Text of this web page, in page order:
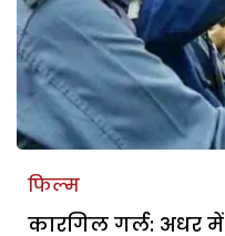
फिल्म
कारगिल गर्ल: अधर